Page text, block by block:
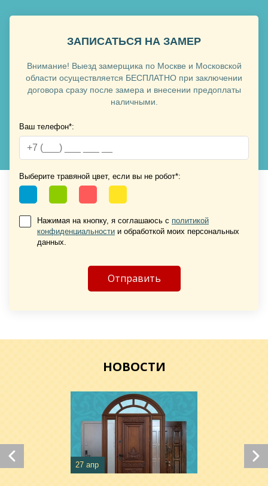
Хочу такую
Хочу такую
Хочу такую
Хочу такую
Хочу такую
ЗАПИСАТЬСЯ НА ЗАМЕР
Внимание! Выезд замерщика по Москве и Московской
области осуществляется БЕСПЛАТНО при заключении
договора сразу после замера и внесении предоплаты
наличными.
Ваш телефон*:
Выберите травяной цвет, если вы не робот*:
Нажимая на кнопку, я соглашаюсь с политикой
конфиденциальности и обработкой моих персональных
данных.
НОВОСТИ
27 апр